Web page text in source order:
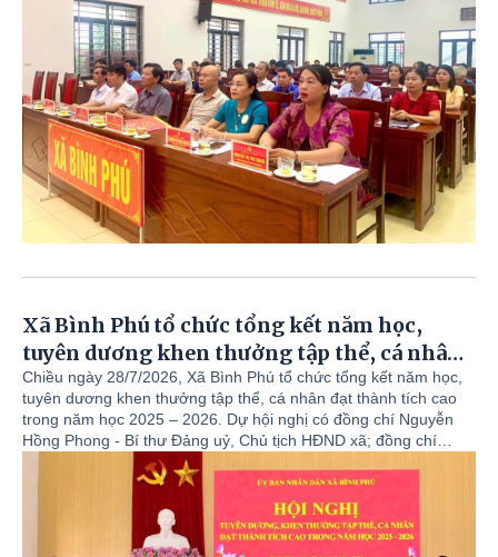
Xã Bình Phú tổ chức tổng kết năm học,
tuyên dương khen thưởng tập thể, cá nhân
đạt thành tích cao trong năm học 2025 –
2026.
Chiều ngày 28/7/2026, Xã Bình Phú tổ chức tổng kết năm học,
tuyên dương khen thưởng tập thể, cá nhân đạt thành tích cao
trong năm học 2025 – 2026. Dự hội nghị có đồng chí Nguyễn
Hồng Phong - Bí thư Đảng uỷ, Chủ tịch HĐND xã; đồng chí
Trịnh Đức Lai – Phó Bí thư Đảng uỷ, Chủ tịch UBND xã; đồng
chí Dương Thị Kim Dung - Phó Bí thư Thường trực Đảng uỷ xã;
các đồng chí Uỷ viên BTV Đảng uỷ; các đồng chí Trưởng các
phòng, cơ quan đơn vị thuộc xã; Hiệu trưởng trường THPT Tử
Đà; Hiệu trưởng các trường Mầm non, Tiểu học, THCS trên địa